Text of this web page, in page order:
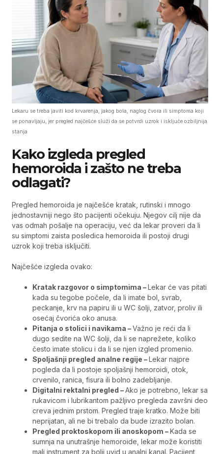
Lekaru se treba javiti kod krvarenja, jakog bola, naglog čvora ili simptoma koji
se ponavljaju, jer pregled najčešće služi da se potvrdi uzrok i isključe ozbiljnija
stanja
Kako izgleda pregled
hemoroida i zašto ne treba
odlagati?
Pregled hemoroida je najčešće kratak, rutinski i mnogo
jednostavniji nego što pacijenti očekuju. Njegov cilj nije da
vas odmah pošalje na operaciju, već da lekar proveri da li
su simptomi zaista posledica hemoroida ili postoji drugi
uzrok koji treba isključiti.
Najčešće izgleda ovako:
Kratak razgovor o simptomima –Lekar će vas pitati
kada su tegobe počele, da li imate bol, svrab,
peckanje, krv na papiru ili u WC šolji, zatvor, proliv ili
osećaj čvorića oko anusa.
Pitanja o stolici i navikama –Važno je reći da li
dugo sedite na WC šolji, da li se naprežete, koliko
često imate stolicu i da li se njen izgled promenio.
Spoljašnji pregled analne regije –Lekar najpre
pogleda da li postoje spoljašnji hemoroidi, otok,
crvenilo, ranica, fisura ili bolno zadebljanje.
Digitalni rektalni pregled –Ako je potrebno, lekar sa
rukavicom i lubrikantom pažljivo pregleda završni deo
creva jednim prstom. Pregled traje kratko. Može biti
neprijatan, ali ne bi trebalo da bude izrazito bolan.
Pregled proktoskopom ili anoskopom –Kada se
sumnja na unutrašnje hemoroide, lekar može koristiti
mali instrument za bolji uvid u analni kanal. Pacijent